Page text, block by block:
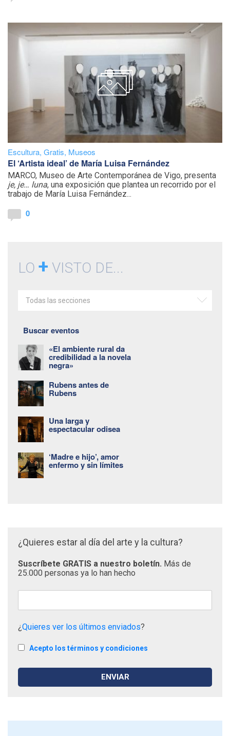
Escultura, Gratis, Museos
El ‘Artista ideal’ de María Luisa Fernández
MARCO, Museo de Arte Contemporánea de Vigo, presenta
je, je… luna, una exposición que plantea un recorrido por el
trabajo de María Luisa Fernández...
0
LO + VISTO DE...
Todas las secciones
Buscar eventos
«El ambiente rural da
credibilidad a la novela
negra»
Rubens antes de
Rubens
Una larga y
espectacular odisea
‘Madre e hijo’, amor
enfermo y sin límites
¿Quieres estar al día del arte y la cultura?
Suscríbete GRATIS a nuestro boletín. Más de
25.000 personas ya lo han hecho
¿Quieres ver los últimos enviados?
Acepto los términos y condiciones